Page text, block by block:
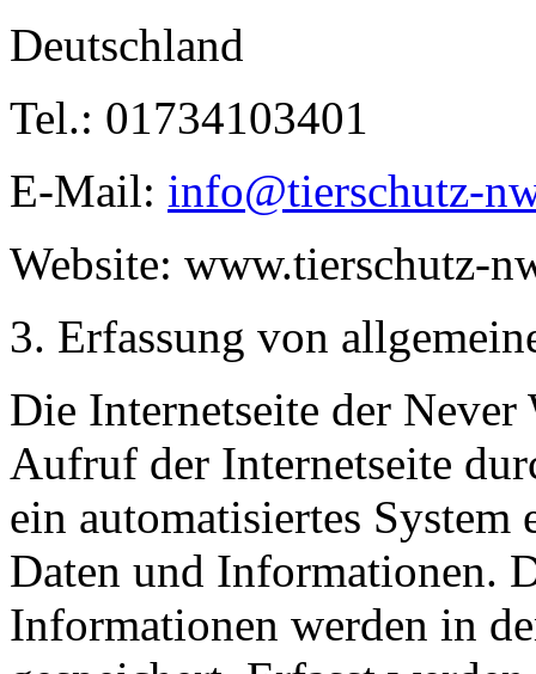
Deutschland
Tel.: 01734103401
E-Mail: info@tierschutz-
Website: www.tierschutz-
Erfassung von
Die Internetseite der
Aufruf der Internetseite
ein automatisiertes
Daten und Informationen.
Informationen werden in